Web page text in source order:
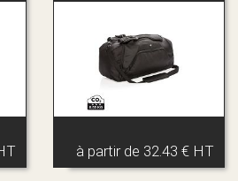
à partir de 32.43 € HT